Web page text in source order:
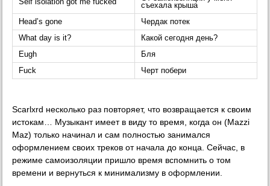
Self isolation got me fucked
съехала крыша
Head’s gone
Чердак потек
What day is it?
Какой сегодня день?
Eugh
Бля
Fuck
Черт побери
Scarlxrd несколько раз повторяет, что возвращается к своим
истокам… Музыкант имеет в виду то время, когда он (Mazzi
Maz) только начинал и сам полностью занимался
оформлением своих треков от начала до конца. Сейчас, в
режиме самоизоляции пришло время вспомнить о том
времени и вернуться к минимализму в оформлении.